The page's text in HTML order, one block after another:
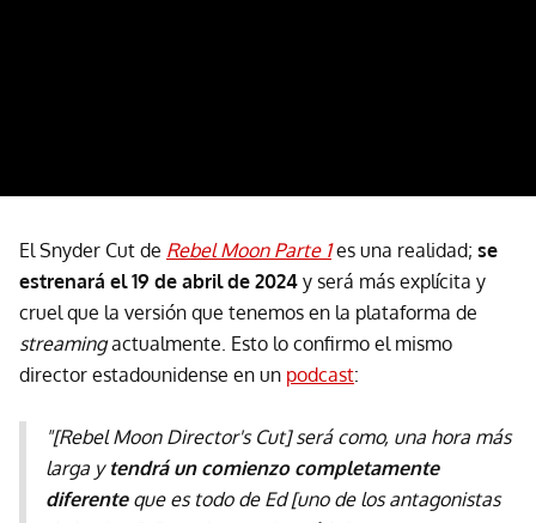
El Snyder Cut de Rebel Moon Parte 1es una realidad; se
estrenará el 19 de abril de 2024 y será más explícita y
cruel que la versión que tenemos en la plataforma de
streamingactualmente. Esto lo confirmo el mismo
director estadounidense en un podcast:
"[Rebel Moon Director's Cut] será como, una hora más
larga ytendrá un comienzo completamente
diferenteque es todo de Ed [uno de los antagonistas